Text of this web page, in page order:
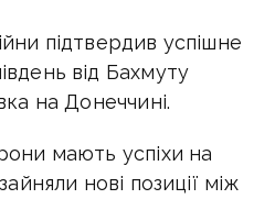
підтвердив успішне
від Бахмуту
на Донеччині.
мають успіхи на
нові позиції між